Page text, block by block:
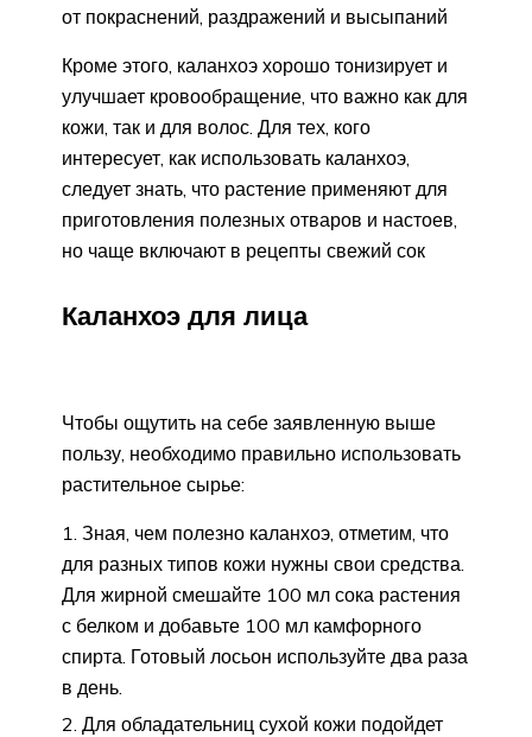
от покраснений, раздражений и высыпаний
Кроме этого, каланхоэ хорошо тонизирует и
улучшает кровообращение, что важно как для
кожи, так и для волос. Для тех, кого
интересует, как использовать каланхоэ,
следует знать, что растение применяют для
приготовления полезных отваров и настоев,
но чаще включают в рецепты свежий сок
Каланхоэ для лица
Чтобы ощутить на себе заявленную выше
пользу, необходимо правильно использовать
растительное сырье:
Зная, чем полезно каланхоэ, отметим, что
для разных типов кожи нужны свои средства.
Для жирной смешайте 100 мл сока растения
с белком и добавьте 100 мл камфорного
спирта. Готовый лосьон используйте два раза
в день.
Для обладательниц сухой кожи подойдет